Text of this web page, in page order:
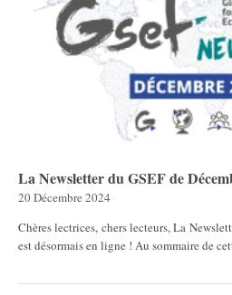
La Newsletter du GSEF de
20 Décembre 2024
Chères lectrices, chers lecteurs, La Newsletter du GSEF de Décembre 2024